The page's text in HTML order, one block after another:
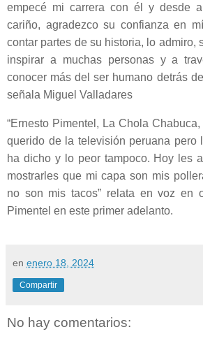
empecé mi carrera con él y desde
cariño, agradezco su confianza en
contar partes de su historia, lo admiro,
inspirar a muchas personas y a
conocer más del ser humano detrás
señala Miguel Valladares
“Ernesto Pimentel, La Chola
querido de la televisión peruana pero
ha dicho y lo peor tampoco. Hoy les
mostrarles que mi capa son mis
no son mis tacos” relata en voz en
Pimentel en este primer adelanto.
en enero 18, 2024
Compartir
No hay comentarios: